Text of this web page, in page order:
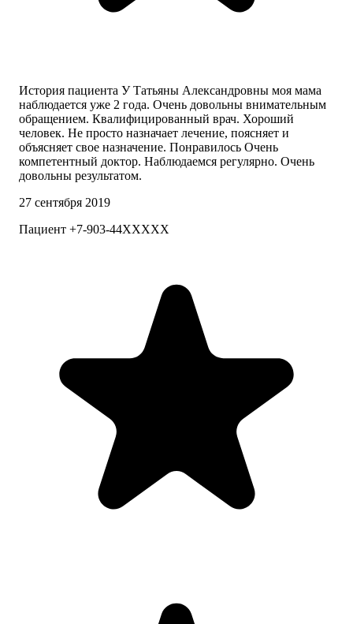
История пациента У Татьяны Александровны моя мама
наблюдается уже 2 года. Очень довольны внимательным
обращением. Квалифицированный врач. Хороший
человек. Не просто назначает лечение, поясняет и
объясняет свое назначение. Понравилось Очень
компетентный доктор. Наблюдаемся регулярно. Очень
довольны результатом.
27 сентября 2019
Пациент +7-903-44XXXXX